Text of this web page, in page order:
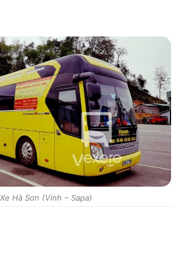
Xe Hà Sơn (Vinh – Sapa)